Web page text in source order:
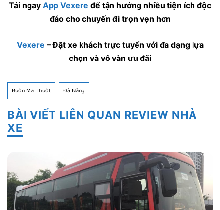
Tải ngay App Vexere để tận hưởng nhiều tiện ích độc
đáo cho chuyến đi trọn vẹn hơn
Vexere – Đặt xe khách trực tuyến với đa dạng lựa
chọn và vô vàn ưu đãi
Buôn Ma Thuột Đà Nẵng
BÀI VIẾT LIÊN QUAN REVIEW NHÀ
XE